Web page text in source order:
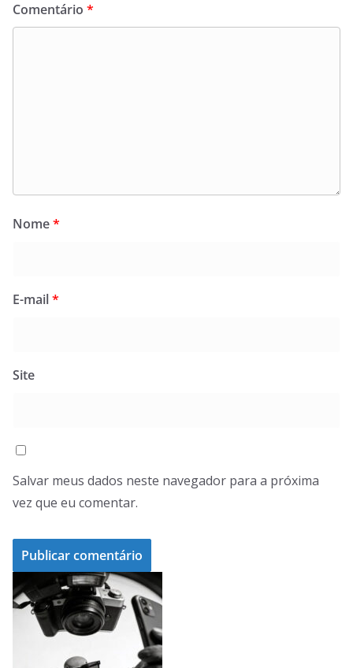
Comentário *
Nome*
E-mail*
Site
Salvar meus dados neste navegador para a próxima
vez que eu comentar.